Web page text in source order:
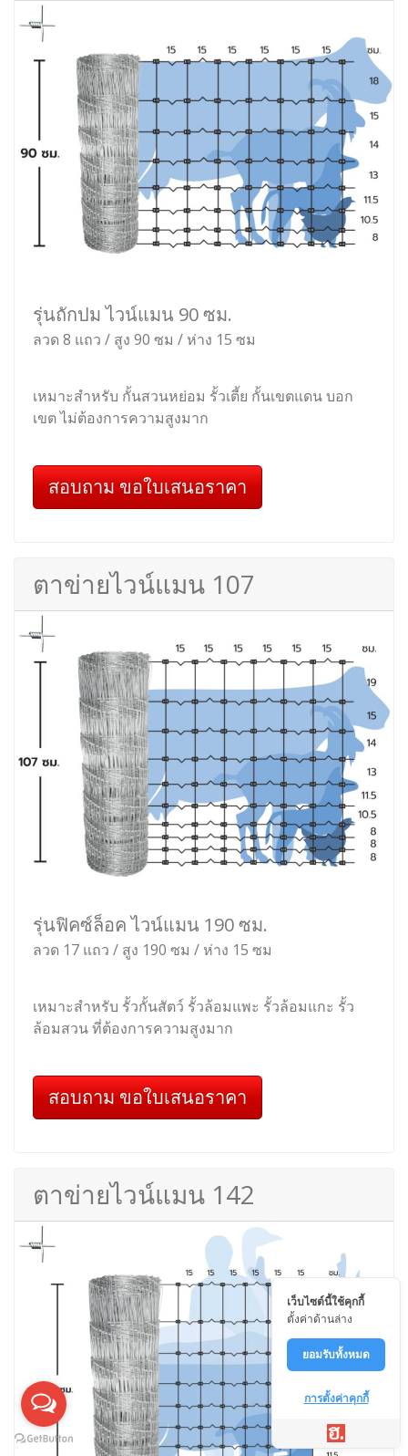
รุ่นถักปม ไวน์แมน 90 ซม.
ลวด 8 แถว / สูง 90 ซม / ห่าง 15 ซม
เหมาะสำหรับ กั้นสวนหย่อม รั้วเตี้ย กั้นเขตแดน บอก
เขต ไม่ต้องการความสูงมาก
สอบถาม ขอใบเสนอราคา
ตาข่ายไวน์แมน 107
รุ่นฟิคซ์ล็อค ไวน์แมน 190 ซม.
ลวด 17 แถว / สูง 190 ซม / ห่าง 15 ซม
เหมาะสำหรับ รั้วกั้นสัตว์ รั้วล้อมแพะ รั้วล้อมแกะ รั้ว
ล้อมสวน ที่ต้องการความสูงมาก
สอบถาม ขอใบเสนอราคา
ตาข่ายไวน์แมน 142
เว็บไซต์นี้ใช้คุกกี้
ตั้งค่าด้านล่าง
ยอมรับทั้งหมด
การตั้งค่าคุกกี้